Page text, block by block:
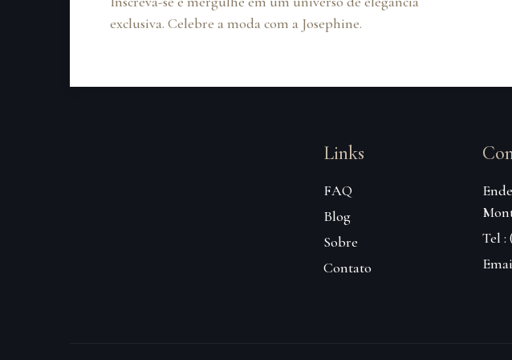
exclusiva. Celebre a moda com a Josephine.
Links
FAQ
Blog
Sobre
Contato
Tel :